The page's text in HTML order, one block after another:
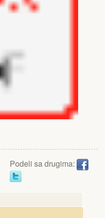
Podeli sa drugima: